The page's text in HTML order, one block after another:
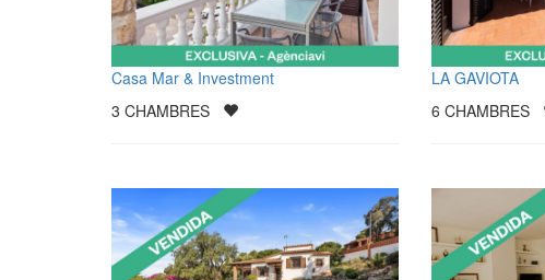
Casa Mar & Investment
3 CHAMBRES
LA GAVIOTA
6 CHAMBRES